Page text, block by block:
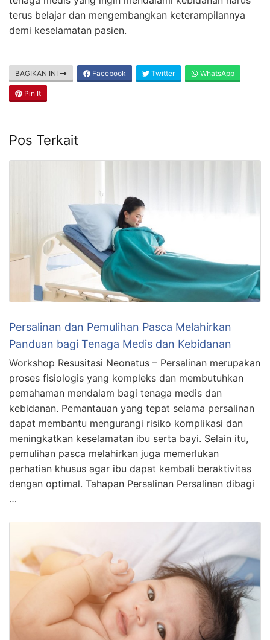
terus belajar dan mengembangkan keterampilannya
demi keselamatan pasien.
BAGIKAN INI Facebook Twitter WhatsApp
Pin It
Pos Terkait
Persalinan dan Pemulihan Pasca Melahirkan
Panduan bagi Tenaga Medis dan Kebidanan
Workshop Resusitasi Neonatus – Persalinan merupakan
proses fisiologis yang kompleks dan membutuhkan
pemahaman mendalam bagi tenaga medis dan
kebidanan. Pemantauan yang tepat selama persalinan
dapat membantu mengurangi risiko komplikasi dan
meningkatkan keselamatan ibu serta bayi. Selain itu,
pemulihan pasca melahirkan juga memerlukan
perhatian khusus agar ibu dapat kembali beraktivitas
dengan optimal. Tahapan Persalinan Persalinan dibagi
…